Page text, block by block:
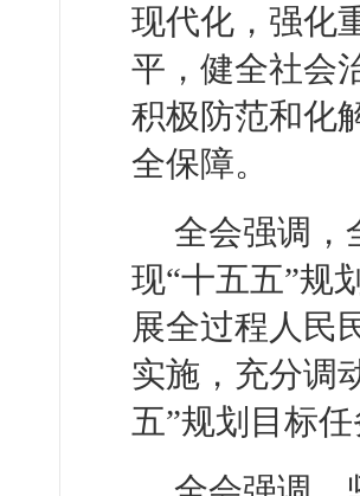
现代化，强化
平，健全社会
积极防范和化
全保障。
全会强调，
现“十五五”规
展全过程人民
实施，充分调
五”规划目标